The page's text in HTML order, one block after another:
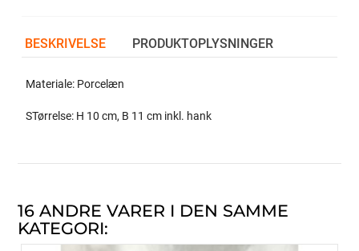
BESKRIVELSE PRODUKTOPLYSNINGER
Materiale: Porcelæn
STørrelse: H 10 cm, B 11 cm inkl. hank
16 ANDRE VARER I DEN SAMME
KATEGORI: